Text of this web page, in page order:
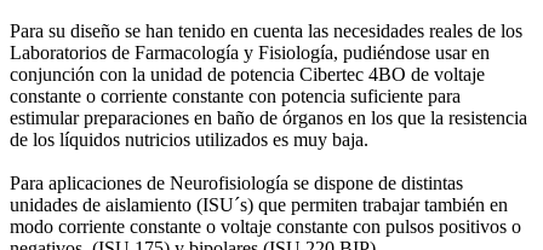
Para su diseño se han tenido en cuenta las necesidades reales de los
Laboratorios de Farmacología y Fisiología, pudiéndose usar en
conjunción con la unidad de potencia Cibertec 4BO de voltaje
constante o corriente constante con potencia suficiente para
estimular preparaciones en baño de órganos en los que la resistencia
de los líquidos nutricios utilizados es muy baja.
Para aplicaciones de Neurofisiología se dispone de distintas
unidades de aislamiento (ISU´s) que permiten trabajar también en
modo corriente constante o voltaje constante con pulsos positivos o